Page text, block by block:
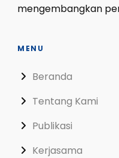
mengembangkan
MENU
Beranda
Tentang Kami
Publikasi
Kerjasama